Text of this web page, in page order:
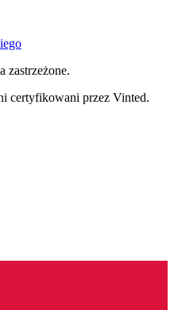
zastrzeżone.
certyfikowani przez Vinted.